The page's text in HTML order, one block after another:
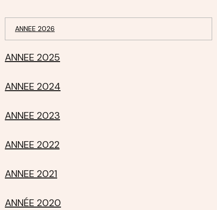
ANNEE 2026
ANNEE 2025
ANNEE 2024
ANNEE 2023
ANNEE 2022
ANNEE 2021
ANNÉE 2020